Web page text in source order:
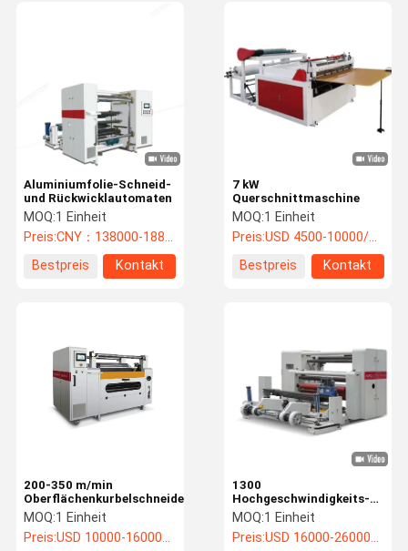
7 kW
Querschnittmaschine
MOQ:1 Einheit
Preis:USD 4500-10000/unit
Bestpreis
Kontakt
Aluminiumfolie-Schneid-
und Rückwicklautomaten
MOQ:1 Einheit
Preis:CNY：138000-188000/unit
Bestpreis
Kontakt
1300
Hochgeschwindigkeits-
Wind- und
Schneidmaschine für
beschichtetes Papier,
MOQ:1 Einheit
Preis:USD 16000-26000/unit
200-350 m/min
Oberflächenkurbelschneidemaschine
MOQ:1 Einheit
Preis:USD 10000-16000/unit